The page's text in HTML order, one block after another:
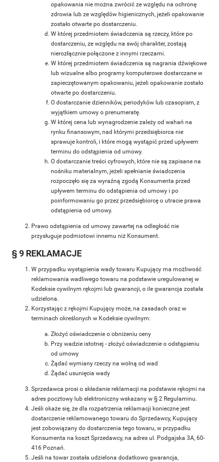
opakowania nie można zwrócić ze względu na ochronę
zdrowia lub ze względów higienicznych, jeżeli opakowanie
zostało otwarte po dostarczeniu.
W której przedmiotem świadczenia są rzeczy, które po
dostarczeniu, ze względu na swój charakter, zostają
nierozłącznie połączone z innymi rzeczami.
W której przedmiotem świadczenia są nagrania dźwiękowe
lub wizualne albo programy komputerowe dostarczane w
zapieczętowanym opakowaniu, jeżeli opakowanie zostało
otwarte po dostarczeniu.
O dostarczanie dzienników, periodyków lub czasopism, z
wyjątkiem umowy o prenumeratę.
W której cena lub wynagrodzenie zależy od wahań na
rynku finansowym, nad którymi przedsiębiorca nie
sprawuje kontroli, i które mogą wystąpić przed upływem
terminu do odstąpienia od umowy.
O dostarczanie treści cyfrowych, które nie są zapisane na
nośniku materialnym, jeżeli spełnianie świadczenia
rozpoczęło się za wyraźną zgodą Konsumenta przed
upływem terminu do odstąpienia od umowy i po
poinformowaniu go przez przedsiębiorcę o utracie prawa
odstąpienia od umowy.
Prawo odstąpienia od umowy zawartej na odległość nie
przysługuje podmiotowi innemu niż Konsument.
§ 9 REKLAMACJE
W przypadku wystąpienia wady towaru Kupujący ma możliwość
reklamowania wadliwego towaru na podstawie uregulowanej w
Kodeksie cywilnym rękojmi lub gwarancji, o ile gwarancja została
udzielona.
Korzystając z rękojmi Kupujący może, na zasadach oraz w
terminach określonych w Kodeksie cywilnym:
Złożyć oświadczenie o obniżeniu ceny
Przy wadzie istotnej - złożyć oświadczenie o odstąpieniu
od umowy
Żądać wymiany rzeczy na wolną od wad
Żądać usunięcia wady
Sprzedawca prosi o składanie reklamacji na podstawie rękojmi na
adres pocztowy lub elektroniczny wskazany w § 2 Regulaminu.
Jeśli okaże się, że dla rozpatrzenia reklamacji konieczne jest
dostarczenie reklamowanego towaru do Sprzedawcy, Kupujący
jest zobowiązany do dostarczenia tego towaru, w przypadku
Konsumenta na koszt Sprzedawcy, na adres ul. Podgajska 3A, 60-
416 Poznań.
Jeśli na towar została udzielona dodatkowo gwarancja,